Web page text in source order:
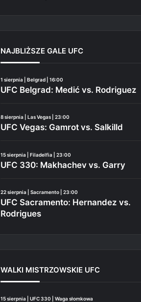
NAJBLIŻSZE GALE UFC
1 sierpnia | Belgrad | 16:00
UFC Belgrad: Medić vs. Rodriguez
8 sierpnia | Las Vegas | 23:00
UFC Vegas: Gamrot vs. Salkilld
15 sierpnia | Filadelfia | 23:00
UFC 330: Makhachev vs. Garry
22 sierpnia | Sacramento | 23:00
UFC Sacramento: Hernandez vs.
Rodrigues
WALKI MISTRZOWSKIE UFC
15 sierpnia | UFC 330 | Waga słomkowa